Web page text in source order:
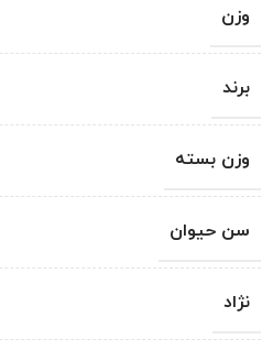
وزن
برند
وزن بسته
سن حیوان
نژاد